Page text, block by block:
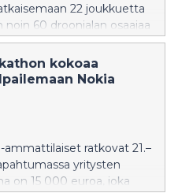
22 joukkuetta
60 droonialan osaajaa
organisaatio sai
valikoituivat mukaan.
Tampereella Nokia
(Kutsu medialle ja
kokoaa
Nokia
ratkovat 21.–
yritysten
on 15 000 euroa, joka